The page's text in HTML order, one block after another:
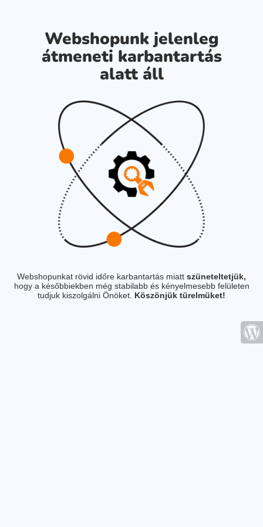
Webshopunk jelenleg
átmeneti karbantartás
alatt áll
Webshopunkat rövid időre karbantartás miatt szüneteltetjük,
hogy a későbbiekben még stabilabb és kényelmesebb felületen
tudjuk kiszolgálni Önöket. Köszönjük türelmüket!